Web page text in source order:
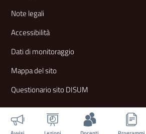
Note legali
Accessibilità
Dati di monitoraggio
Mappa del sito
Questionario sito DISUM